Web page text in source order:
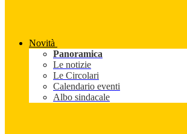
Novità
Panoramica
Le notizie
Le Circolari
Calendario eventi
Albo sindacale